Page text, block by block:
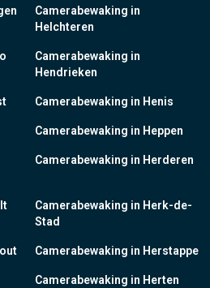
Camerabewaking in
Helchteren
Camerabewaking in
Hendrieken
Camerabewaking in Henis
Camerabewaking in Heppen
Camerabewaking in Herderen
Camerabewaking in Herk-de-
Stad
Camerabewaking in Herstappe
Camerabewaking in Herten